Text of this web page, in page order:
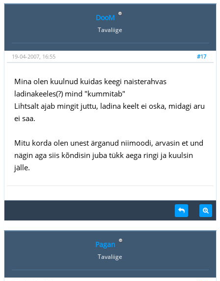
DooM
Tavaliige
#17
19-04-2007, 16:55
Mina olen kuulnud kuidas keegi naisterahvas
ladinakeeles(?) mind "kummitab"
Lihtsalt ajab mingit juttu, ladina keelt ei oska, midagi aru
ei saa.
Mitu korda olen unest ärganud niimoodi, arvasin et und
nägin aga siis kõndisin juba tükk aega ringi ja kuulsin
jälle.
Pagan
Tavaliige